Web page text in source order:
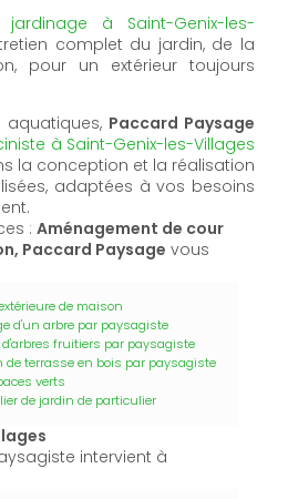
à Saint-Genix-les-
complet du jardin, de la
pour un extérieur toujours
aquatiques, Paccard Paysage
à Saint-Genix-les-Villages
la conception et la réalisation
adaptées à vos besoins
: Aménagement de cour
Paccard Paysage vous
de maison
d'un arbre par paysagiste
fruitiers par paysagiste
terrasse en bois par paysagiste
verts
de jardin de particulier
intervient à